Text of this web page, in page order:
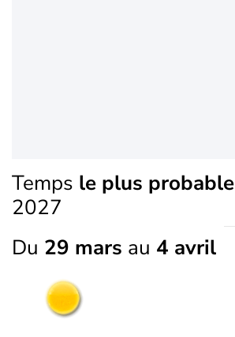
Temps le plus probable
2027
Du 29 mars au 4 avril